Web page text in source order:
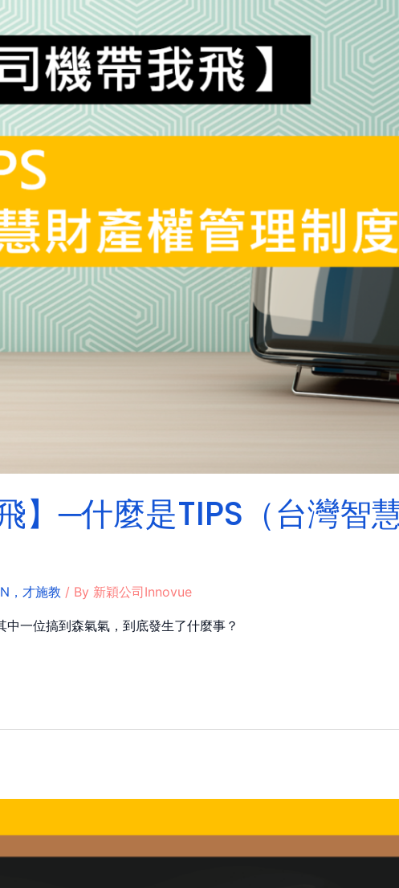
】─什麼是TIPS（台灣智
，才施教 / By 新穎公司Innovue
一位搞到森氣氣，到底發生了什麼事？